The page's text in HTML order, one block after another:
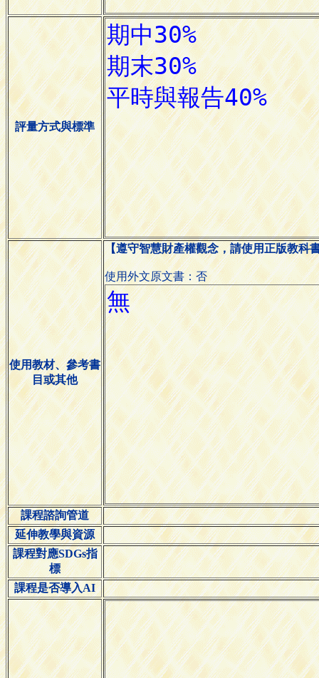
評量方式與標準
使用教材、參考書
目或其他
【遵守智慧財產權觀念，請使用正版教科
使用外文原文書：否
課程諮詢管道
延伸教學與資源
課程對應SDGs指
標
課程是否導入AI